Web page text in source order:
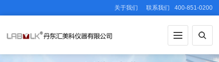
关于我们 联系我们 400-851-0200